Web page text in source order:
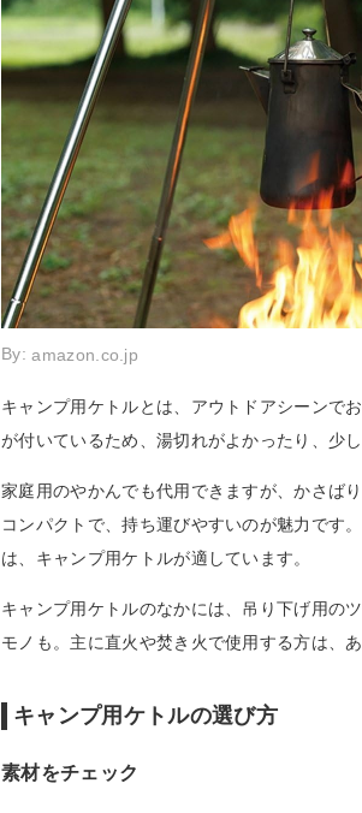
By:amazon.co.jp
キャンプ用ケトルとは、アウトドアシーンで
が付いているため、湯切れがよかったり、少
家庭用のやかんでも代用できますが、かさば
コンパクトで、持ち運びやすいのが魅力です
は、キャンプ用ケトルが適しています。
キャンプ用ケトルのなかには、吊り下げ用の
モノも。主に直火や焚き火で使用する方は、
キャンプ用ケトルの選び方
素材をチェック